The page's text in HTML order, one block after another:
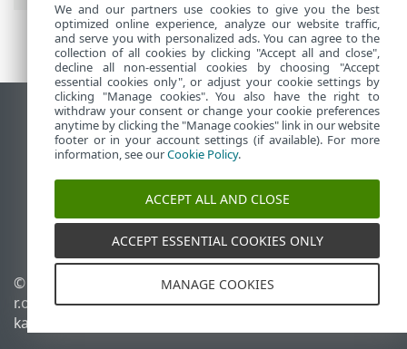
Vaata tavaarvutile mõeldud veebilehte
End of Life
ESET-i teabebaas
ESET-i foorum
ESET Status Portal
Piirkondlik tugi
© 1992 - 2026 ESET, spol. s
r.o. – kõik õigused on
kaitstud.
Küpsisepoliitika
We and our partners use cookies to give you the best
optimized online experience, analyze our website traffic,
and serve you with personalized ads. You can agree to the
collection of all cookies by clicking "Accept all and close",
decline all non-essential cookies by choosing "Accept
essential cookies only", or adjust your cookie settings by
clicking "Manage cookies". You also have the right to
withdraw your consent or change your cookie preferences
anytime by clicking the "Manage cookies" link in our website
footer or in your account settings (if available). For more
information, see ourCookie Policy.
ACCEPT ALL AND CLOSE
ACCEPT ESSENTIAL COOKIES ONLY
MANAGE COOKIES